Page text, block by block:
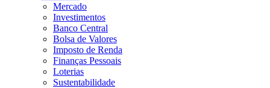
Mercado
Investimentos
Banco Central
Bolsa de Valores
Imposto de Renda
Finanças Pessoais
Loterias
Sustentabilidade